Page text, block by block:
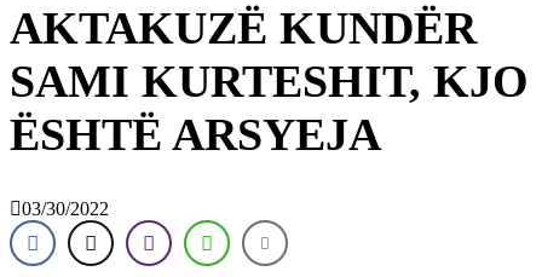
AKTAKUZË KUNDËR
SAMI KURTESHIT, KJO
ËSHTË ARSYEJA
03/30/2022